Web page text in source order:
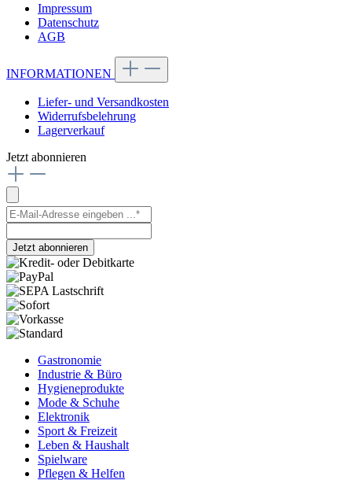
Impressum
Datenschutz
AGB
INFORMATIONEN
Liefer- und Versandkosten
Widerrufsbelehrung
Lagerverkauf
Jetzt abonnieren
Jetzt abonnieren
Gastronomie
Industrie & Büro
Hygieneprodukte
Mode & Schuhe
Elektronik
Sport & Freizeit
Leben & Haushalt
Spielware
Pflegen & Helfen